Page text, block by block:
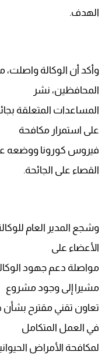
الهدف.
وأكد أن الوكالة واصلت،
المحافظين، نشر
المساعدات المتعلقة
على استمرار مكافحة
فيروس كورونا ووضعه
القصاء على الجائحة.
وشجع المدير العام
الأعضاء على
مواصلة دعم جهود
مشيرا إلى وجود مشروع
تعاون تقني مقترح بشأن
في العمل المتكامل
لمكافحة الأمراض